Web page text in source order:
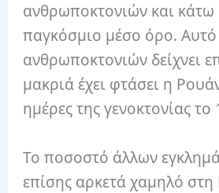
ανθρωποκτονιών και
παγκόσμιο μέσο όρο.
ανθρωποκτονιών δείχνει
μακριά έχει φτάσει η
ημέρες της γενοκτονίας το
Το ποσοστό άλλων
επίσης αρκετά χαμηλό